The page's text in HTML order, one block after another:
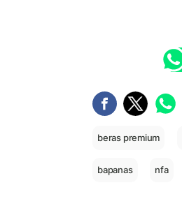
beras premium
bapanas nfa